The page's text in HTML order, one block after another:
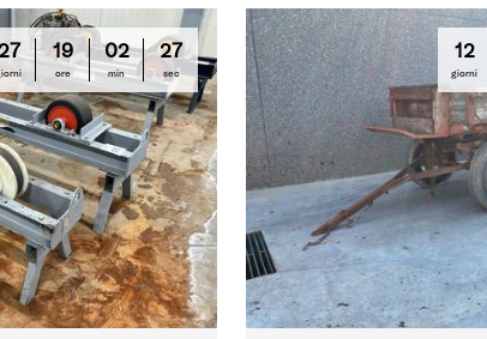
27 19
ore
02
min
26
sec
12
giorni